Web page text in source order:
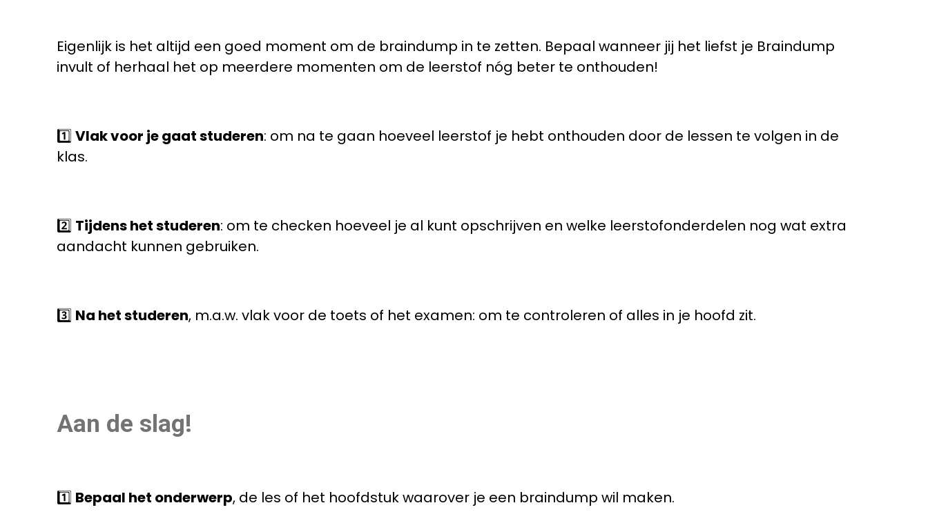
Eigenlijk is het altijd een goed moment om de braindump in te zetten. Bepaal wanneer jij het liefst je Braindump
invult of herhaal het op meerdere momenten om de leerstof nóg beter te onthouden!
1️⃣ Vlak voor je gaat studeren: om na te gaan hoeveel leerstof je hebt onthouden door de lessen te volgen in de
klas.
2️⃣ Tijdens het studeren: om te checken hoeveel je al kunt opschrijven en welke leerstofonderdelen nog wat extra
aandacht kunnen gebruiken.
3️⃣ Na het studeren, m.a.w. vlak voor de toets of het examen: om te controleren of alles in je hoofd zit.
Aan de slag!
1️⃣ Bepaal het onderwerp, de les of het hoofdstuk waarover je een braindump wil maken.